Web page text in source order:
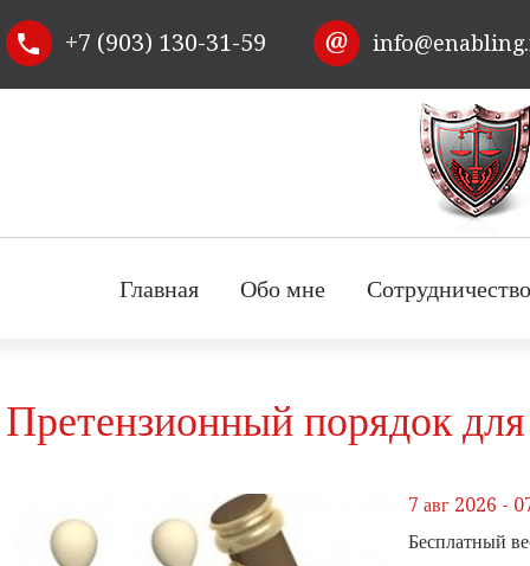
основному
+7 (903) 130-31-59
Главная Обо мне Сотрудничество
Претензионный порядок
7 авг 2026 -
Бесплатный